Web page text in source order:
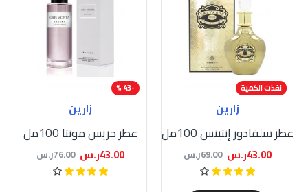
-38 %
نفذت الكمية
زارين
عطر سلفادور إنتينس 100مل
43.00ر.س 69.00ر.س
-43 %
زارين
عطر جريس مونتا 100مل
43.00ر.س 76.00ر.س